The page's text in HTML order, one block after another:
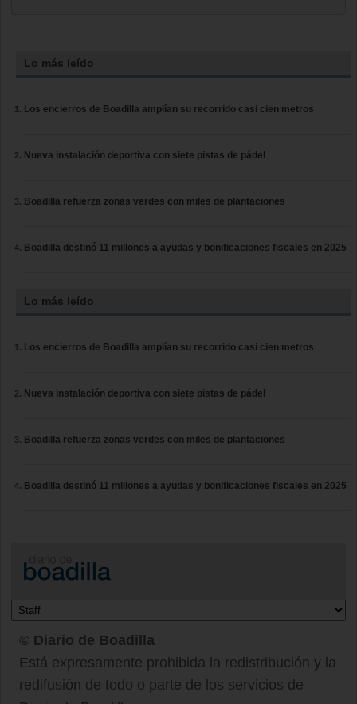
Lo más leído
Los encierros de Boadilla amplían su recorrido casi cien metros
Nueva instalación deportiva con siete pistas de pádel
Boadilla refuerza zonas verdes con miles de plantaciones
Boadilla destinó 11 millones a ayudas y bonificaciones fiscales en 2025
Lo más leído
Los encierros de Boadilla amplían su recorrido casi cien metros
Nueva instalación deportiva con siete pistas de pádel
Boadilla refuerza zonas verdes con miles de plantaciones
Boadilla destinó 11 millones a ayudas y bonificaciones fiscales en 2025
© Diario de Boadilla
Está expresamente prohibida la redistribución y la
redifusión de todo o parte de los servicios de